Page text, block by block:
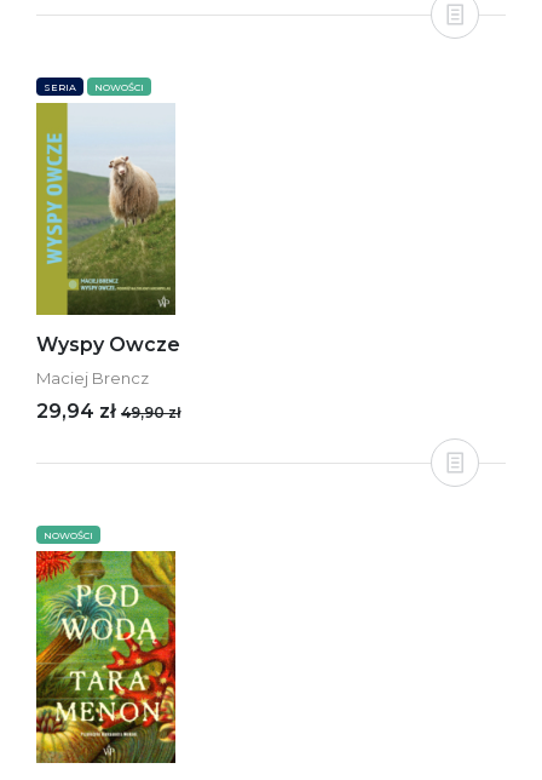
SERIA NOWOŚCI
Wyspy Owcze
Maciej Brencz
29,94 zł 49,90 zł
NOWOŚCI